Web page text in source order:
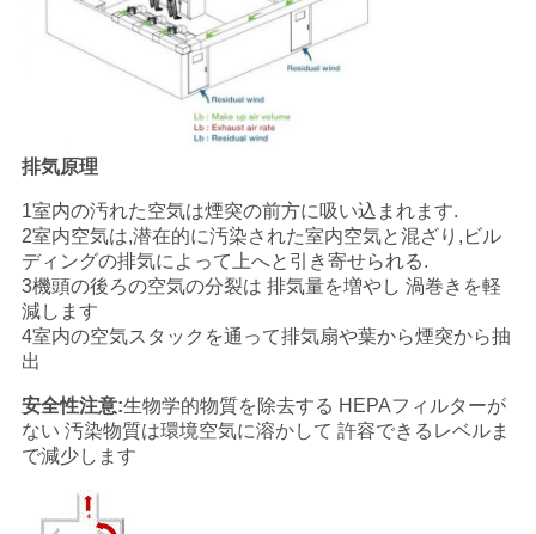
事
件
見
積
も
り
排気原理
1室内の汚れた空気は煙突の前方に吸い込まれます.
2室内空気は,潜在的に汚染された室内空気と混ざり,ビル
ディングの排気によって上へと引き寄せられる.
3機頭の後ろの空気の分裂は 排気量を増やし 渦巻きを軽
減します
4室内の空気スタックを通って排気扇や葉から煙突から抽
出
安全性注意:生物学的物質を除去する HEPAフィルターが
ない 汚染物質は環境空気に溶かして 許容できるレベルま
で減少します